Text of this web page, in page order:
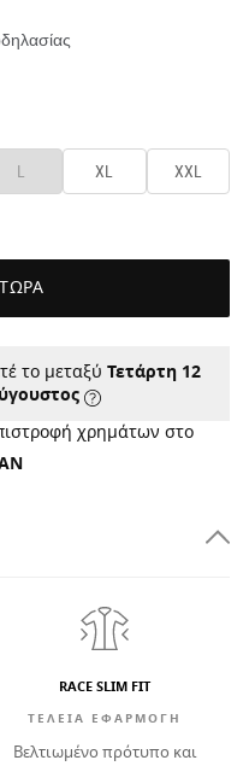
L XL XXL
χρημάτων στο
το μεταξύ Τετάρτη 12
RACE SLIM FIT
ΤΕΛΕΙΑ ΕΦΑΡΜΟΓΗ
Βελτιωμένο πρότυπο και